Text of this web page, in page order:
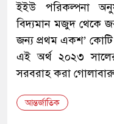
ইইউ পরিকল্পনা
বিদ্যমান মজুদ থেকে
জন্য প্রথম একশ’ কোটি
এই অর্থ ২০২৩ সালের
সরবরাহ করা
আন্তর্জাতিক